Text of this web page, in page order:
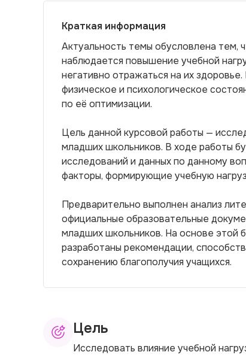
Краткая информация
Актуальность темы обусловлена тем,
наблюдается повышение учебной
негативно отражаться на их
физическое и психологическое
по её оптимизации.
Цель данной курсовой работы —
младших школьников. В ходе работы
исследований и данных по данному
факторы, формирующие учебную
Предварительно выполнен анализ
официальные образовательные
младших школьников. На основе этой
разработаны рекомендации,
сохранению благополучия учащихся.
Цель
Исследовать влияние учебной